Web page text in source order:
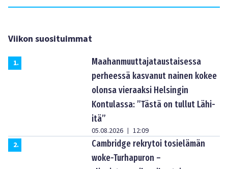
Viikon suosituimmat
1.
Maahanmuuttajataustaisessa
perheessä kasvanut nainen kokee
olonsa vieraaksi Helsingin
Kontulassa: ”Tästä on tullut Lähi-
itä”
05.08.2026 | 12:09
2.
Cambridge rekrytoi tosielämän
woke-Turhapuron –